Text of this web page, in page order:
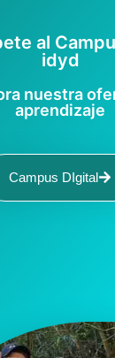
al
idyd
nuestra
aprendizaje
Campus DIgital